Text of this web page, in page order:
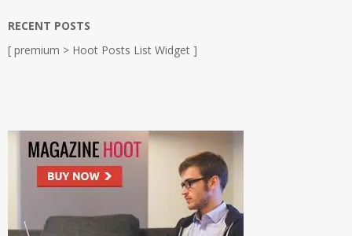
RECENT POSTS
[ premium > Hoot Posts List Widget ]